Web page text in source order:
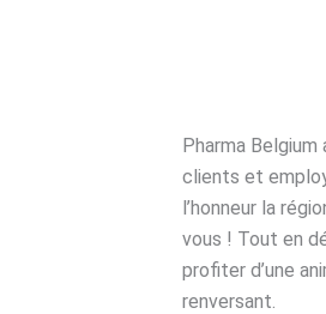
Pharma
clients et
l’honneur la
vous ! Tout en
profiter d’une
renversant.